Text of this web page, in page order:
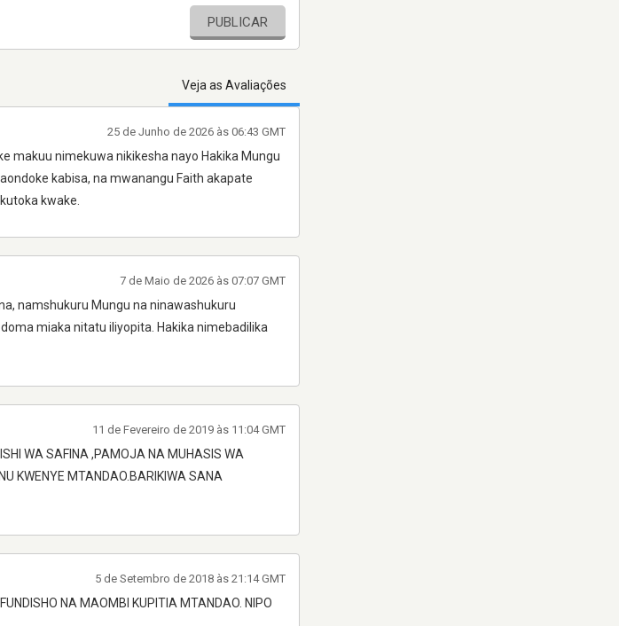
PUBLICAR
Veja as Avaliações
makuu nimekuwa nikikesha nayo Hakika Mungu
kabisa, na mwanangu Faith akapate
kwake.
25 de Junho de 2026 às 06:43 GMT
namshukuru Mungu na ninawashukuru
miaka nitatu iliyopita. Hakika nimebadilika
7 de Maio de 2026 às 07:07 GMT
WA SAFINA ,PAMOJA NA MUHASIS WA
KWENYE MTANDAO.BARIKIWA SANA
11 de Fevereiro de 2019 às 11:04 GMT
NA MAOMBI KUPITIA MTANDAO. NIPO
5 de Setembro de 2018 às 21:14 GMT